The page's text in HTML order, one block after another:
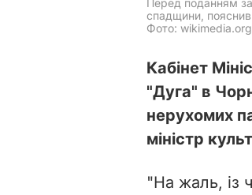
Перед поданням
спадщини,
Фото: wikimedia.org
Кабінет
"Дуга" в
нерухомих
міністр
"На жаль, із